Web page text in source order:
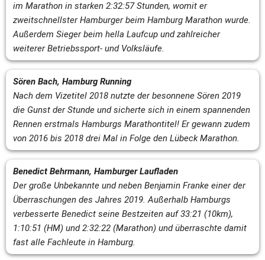
im Marathon in starken 2:32:57 Stunden, womit er
zweitschnellster Hamburger beim Hamburg Marathon wurde.
Außerdem Sieger beim hella Laufcup und zahlreicher
weiterer Betriebssport- und Volksläufe.
Sören Bach, Hamburg Running
Nach dem Vizetitel 2018 nutzte der besonnene Sören 2019
die Gunst der Stunde und sicherte sich in einem spannenden
Rennen erstmals Hamburgs Marathontitel! Er gewann zudem
von 2016 bis 2018 drei Mal in Folge den Lübeck Marathon.
Benedict Behrmann, Hamburger Laufladen
Der große Unbekannte und neben Benjamin Franke einer der
Überraschungen des Jahres 2019. Außerhalb Hamburgs
verbesserte Benedict seine Bestzeiten auf 33:21 (10km),
1:10:51 (HM) und 2:32:22 (Marathon) und überraschte damit
fast alle Fachleute in Hamburg.